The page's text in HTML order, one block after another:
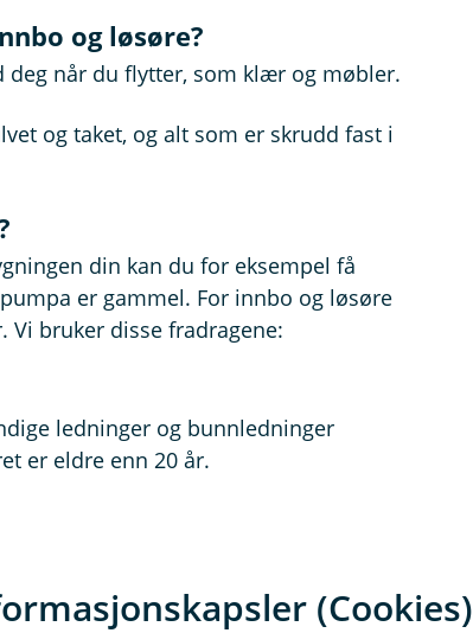
og løsøre?
deg når du flytter, som klær og møbler.
og taket, og alt som er skrudd fast i
din kan du for eksempel få
er gammel. For innbo og løsøre
Vi bruker disse fradragene:
ledninger og bunnledninger
er eldre enn 20 år.
og lignende trekkes 5 prosent
luft-vann trekkes 10 prosent for
5 år.
(Cookies)